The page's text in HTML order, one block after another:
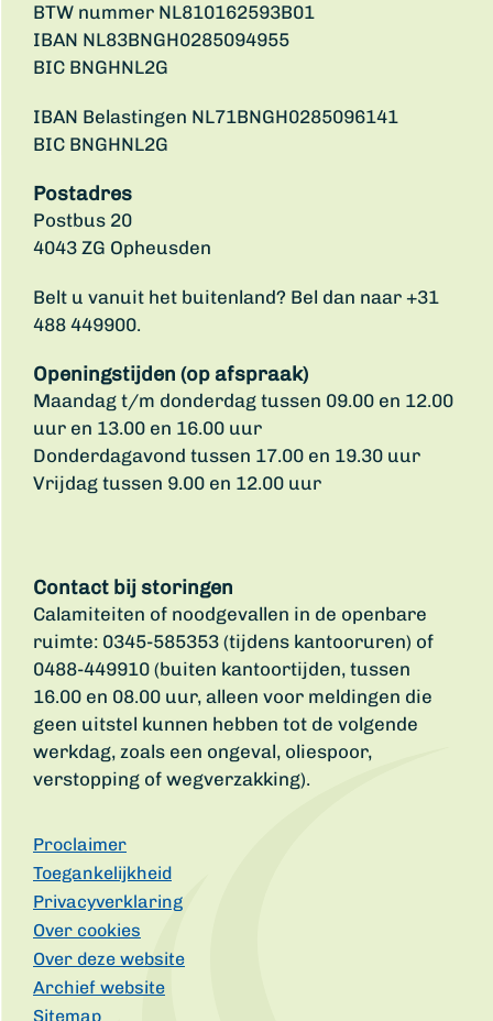
BTW nummer NL810162593B01
IBAN NL83BNGH0285094955
BIC BNGHNL2G
IBAN Belastingen NL71BNGH0285096141
BIC BNGHNL2G
Postadres
Postbus 20
4043 ZG Opheusden
Belt u vanuit het buitenland? Bel dan naar +31
488 449900.
Openingstijden (op afspraak)
Maandag t/m donderdag tussen 09.00 en 12.00
uur en 13.00 en 16.00 uur
Donderdagavond tussen 17.00 en 19.30 uur
Vrijdag tussen 9.00 en 12.00 uur
Contact bij storingen
Calamiteiten of noodgevallen in de openbare
ruimte: 0345-585353 (tijdens kantooruren) of
0488-449910 (buiten kantoortijden, tussen
16.00 en 08.00 uur, alleen voor meldingen die
geen uitstel kunnen hebben tot de volgende
werkdag, zoals een ongeval, oliespoor,
verstopping of wegverzakking).
Proclaimer
Toegankelijkheid
Privacyverklaring
Over cookies
Over deze website
Archief website
Sitemap